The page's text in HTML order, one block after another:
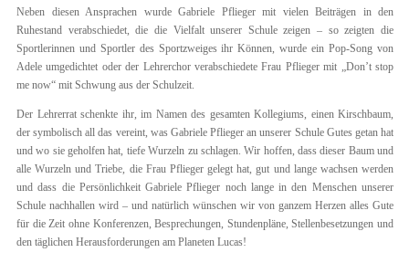
Neben diesen Ansprachen wurde Gabriele Pflieger mit vielen Beiträgen in den
Ruhestand verabschiedet, die die Vielfalt unserer Schule zeigen – so zeigten die
Sportlerinnen und Sportler des Sportzweiges ihr Können, wurde ein Pop-Song von
Adele umgedichtet oder der Lehrerchor verabschiedete Frau Pflieger mit „Don’t stop
me now“ mit Schwung aus der Schulzeit.
Der Lehrerrat schenkte ihr, im Namen des gesamten Kollegiums, einen Kirschbaum,
der symbolisch all das vereint, was Gabriele Pflieger an unserer Schule Gutes getan hat
und wo sie geholfen hat, tiefe Wurzeln zu schlagen. Wir hoffen, dass dieser Baum und
alle Wurzeln und Triebe, die Frau Pflieger gelegt hat, gut und lange wachsen werden
und dass die Persönlichkeit Gabriele Pflieger noch lange in den Menschen unserer
Schule nachhallen wird – und natürlich wünschen wir von ganzem Herzen alles Gute
für die Zeit ohne Konferenzen, Besprechungen, Stundenpläne, Stellenbesetzungen und
den täglichen Herausforderungen am Planeten Lucas!